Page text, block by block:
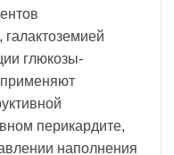
галактоземией
глюкозы-
перикардите,
наполнения